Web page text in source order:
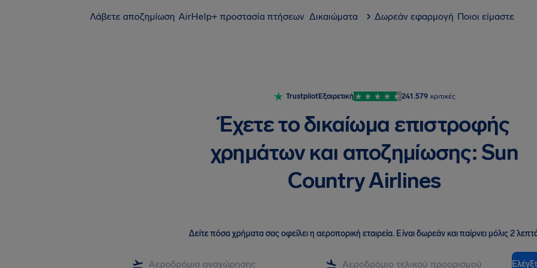
Λάβετε αποζημίωση AirHelp+ προστασία πτήσεων Δικαιώματα Δωρεάν εφαρμογή Ποιοι είμαστε
TrustpilotΕξαιρετική 241.579 κριτικές
Έχετε το δικαίωμα επιστροφής
χρημάτων και αποζημίωσης: Sun
Country Airlines
Δείτε πόσα χρήματα σας οφείλει η αεροπορική εταιρεία. Είναι δωρεάν και παίρνει μόλις 2